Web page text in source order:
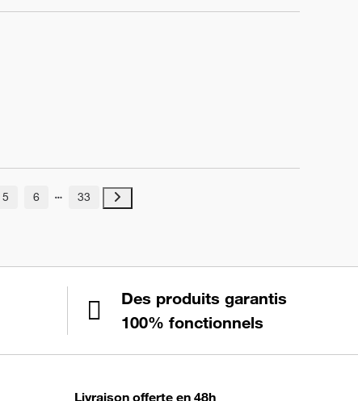
5 6 33
Des produits garantis
100% fonctionnels
Livraison offerte en 48h